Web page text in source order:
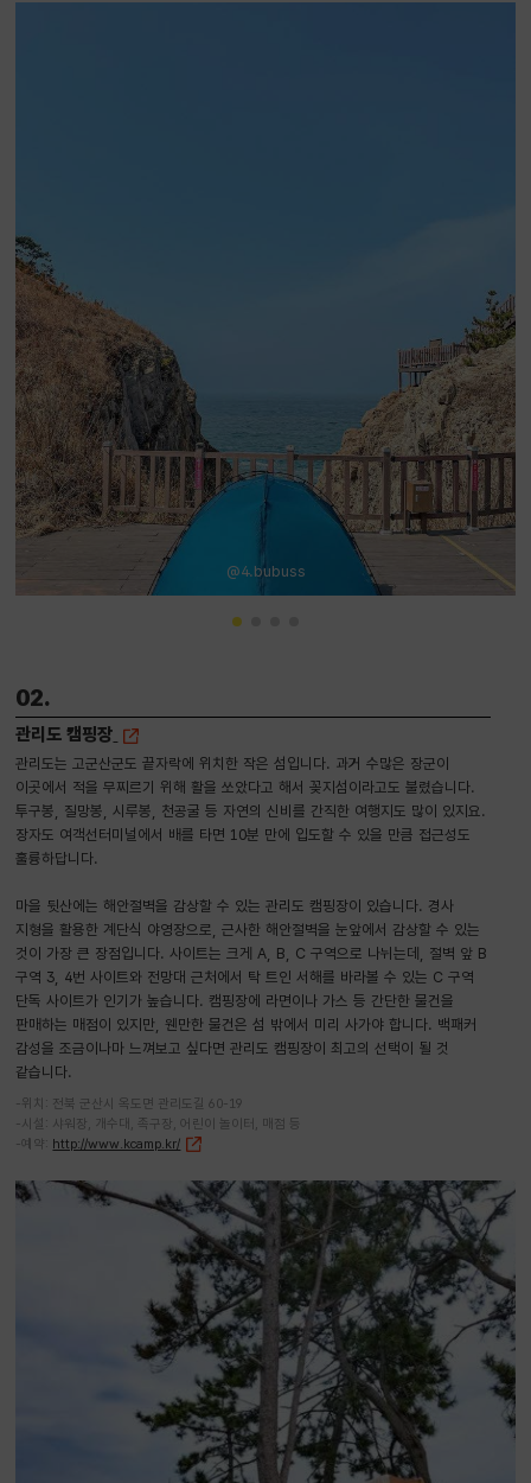
@4.bubuss
02.
관리도 캠핑장
관리도는 고군산군도 끝자락에 위치한 작은 섬입니다. 과거 수많은 장군이
이곳에서 적을 무찌르기 위해 활을 쏘았다고 해서 꽂지섬이라고도 불렸습니다.
투구봉, 질망봉, 시루봉, 천공굴 등 자연의 신비를 간직한 여행지도 많이 있지요.
장자도 여객선터미널에서 배를 타면 10분 만에 입도할 수 있을 만큼 접근성도
훌륭하답니다.
마을 뒷산에는 해안절벽을 감상할 수 있는 관리도 캠핑장이 있습니다. 경사
지형을 활용한 계단식 야영장으로, 근사한 해안절벽을 눈앞에서 감상할 수 있는
것이 가장 큰 장점입니다. 사이트는 크게 A, B, C 구역으로 나뉘는데, 절벽 앞 B
구역 3, 4번 사이트와 전망대 근처에서 탁 트인 서해를 바라볼 수 있는 C 구역
단독 사이트가 인기가 높습니다. 캠핑장에 라면이나 가스 등 간단한 물건을
판매하는 매점이 있지만, 웬만한 물건은 섬 밖에서 미리 사가야 합니다. 백패커
감성을 조금이나마 느껴보고 싶다면 관리도 캠핑장이 최고의 선택이 될 것
같습니다.
-위치: 전북 군산시 옥도면 관리도길 60-19
-시설: 샤워장, 개수대, 족구장, 어린이 놀이터, 매점 등
-예약: http://www.kcamp.kr/